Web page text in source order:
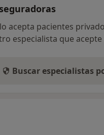
acepta pacientes
especialista que
Buscar especialistas